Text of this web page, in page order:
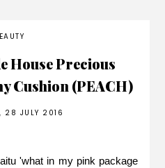
House Precious
Cushion (PEACH)
28 JULY 2016
'what in my pink package